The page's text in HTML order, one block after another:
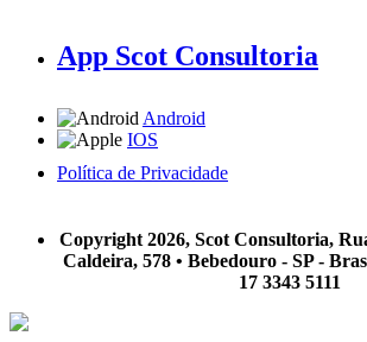
App Scot Consultoria
Android
IOS
Política de Privacidade
Copyright 2026, Scot Consultoria,
Caldeira, 578 • Bebedouro - SP -
17 3343 5111